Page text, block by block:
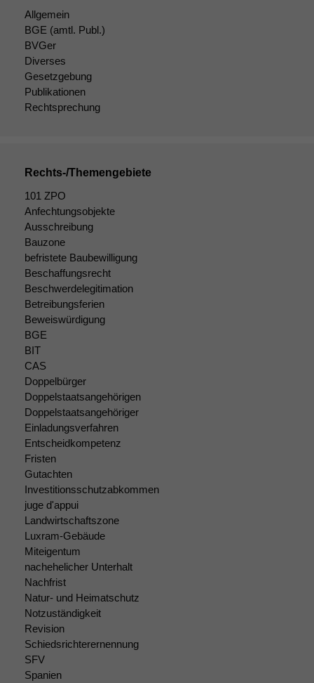
Allgemein
BGE (amtl. Publ.)
BVGer
Diverses
Gesetzgebung
Publikationen
Rechtsprechung
Rechts-/Themengebiete
101 ZPO
Anfechtungsobjekte
Ausschreibung
Bauzone
befristete Baubewilligung
Beschaffungsrecht
Beschwerdelegitimation
Betreibungsferien
Beweiswürdigung
BGE
BIT
CAS
Doppelbürger
Doppelstaatsangehörigen
Doppelstaatsangehöriger
Einladungsverfahren
Entscheidkompetenz
Fristen
Gutachten
Investitionsschutzabkommen
juge d'appui
Landwirtschaftszone
Luxram-Gebäude
Miteigentum
nachehelicher Unterhalt
Nachfrist
Natur- und Heimatschutz
Notzuständigkeit
Revision
Schiedsrichterernennung
SFV
Spanien